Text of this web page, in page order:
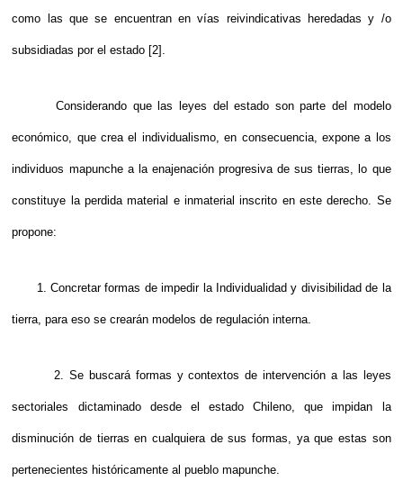
como las que se encuentran en vías reivindicativas heredadas y /o
subsidiadas por el estado [2] .
Considerando que las leyes del estado son parte del modelo
económico, que crea el individualismo, en consecuencia, expone a los
individuos mapunche a la enajenación progresiva de sus tierras, lo que
constituye la perdida material e inmaterial inscrito en este derecho. Se
propone:
1. Concretar formas de impedir la Individualidad y divisibilidad de la
tierra, para eso se crearán modelos de regulación interna.
2. Se buscará formas y contextos de intervención a las leyes
sectoriales dictaminado desde el estado Chileno, que impidan la
disminución de tierras en cualquiera de sus formas, ya que estas son
pertenecientes históricamente al pueblo mapunche.